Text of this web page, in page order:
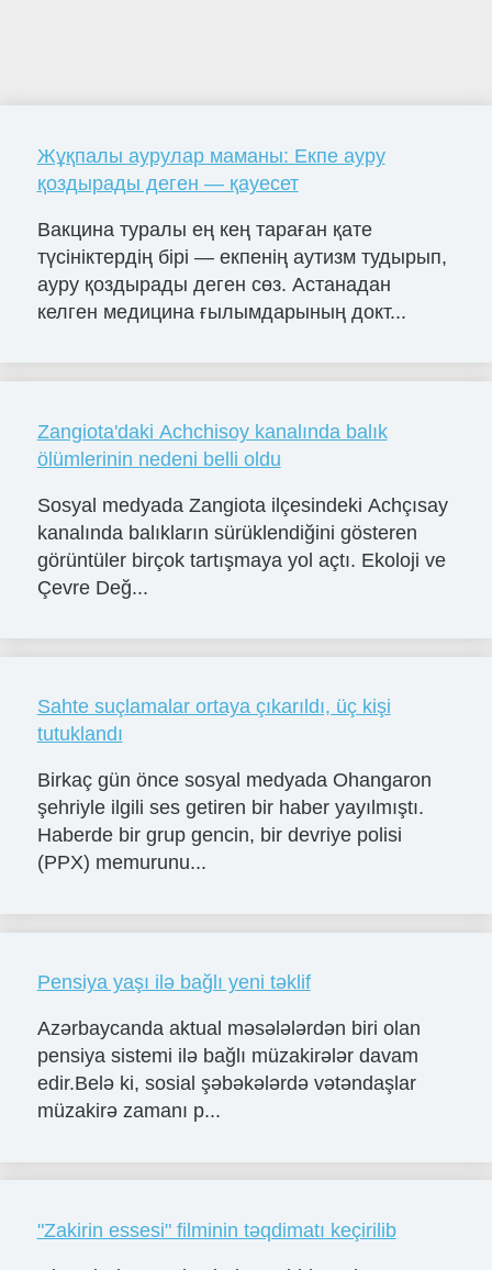
Жұқпалы аурулар маманы: Екпе ауру
қоздырады деген — қауесет
Вакцина туралы ең кең тараған қате
түсініктердің бірі — екпенің аутизм тудырып,
ауру қоздырады деген сөз. Астанадан
келген медицина ғылымдарының докт...
Zangiota'daki Achchisoy kanalında balık
ölümlerinin nedeni belli oldu
Sosyal medyada Zangiota ilçesindeki Achçısay
kanalında balıkların sürüklendiğini gösteren
görüntüler birçok tartışmaya yol açtı. Ekoloji ve
Çevre Değ...
Sahte suçlamalar ortaya çıkarıldı, üç kişi
tutuklandı
Birkaç gün önce sosyal medyada Ohangaron
şehriyle ilgili ses getiren bir haber yayılmıştı.
Haberde bir grup gencin, bir devriye polisi
(PPX) memurunu...
Pensiya yaşı ilə bağlı yeni təklif
Azərbaycanda aktual məsələlərdən biri olan
pensiya sistemi ilə bağlı müzakirələr davam
edir.Belə ki, sosial şəbəkələrdə vətəndaşlar
müzakirə zamanı p...
"Zakirin essesi" filminin təqdimatı keçirilib